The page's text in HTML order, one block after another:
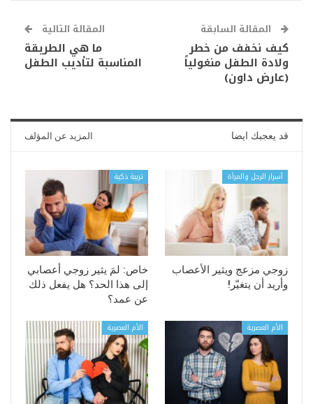
المقالة السابقة
كيف نخفف من خطر
ولادة الطفل منغولياً
(عارض داون)
المقالة التالية
ما هي الطريقة
المناسبة لتأديب الطفل
قد يعجبك ايضا المزيد عن المؤلف
أسرار الرجل والمرأة
زوجي مزعج ويثير الأعصاب
وأريد أن يتغيّر!
تربية ذكية
خاص: لمَ يثير زوجي أعصابي
إلى هذا الحد؟ هل يفعل ذلك
عن عمد؟
الأم العصرية الأم العصرية